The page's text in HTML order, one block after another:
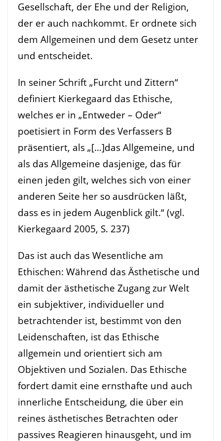
Gesellschaft, der Ehe und der Religion,
der er auch nachkommt. Er ordnete sich
dem Allgemeinen und dem Gesetz unter
und entscheidet.
In seiner Schrift „Furcht und Zittern“
definiert Kierkegaard das Ethische,
welches er in „Entweder – Oder“
poetisiert in Form des Verfassers B
präsentiert, als „[…]das Allgemeine, und
als das Allgemeine dasjenige, das für
einen jeden gilt, welches sich von einer
anderen Seite her so ausdrücken läßt,
dass es in jedem Augenblick gilt.“ (vgl.
Kierkegaard 2005, S. 237)
Das ist auch das Wesentliche am
Ethischen: Während das Ästhetische und
damit der ästhetische Zugang zur Welt
ein subjektiver, individueller und
betrachtender ist, bestimmt von den
Leidenschaften, ist das Ethische
allgemein und orientiert sich am
Objektiven und Sozialen. Das Ethische
fordert damit eine ernsthafte und auch
innerliche Entscheidung, die über ein
reines ästhetisches Betrachten oder
passives Reagieren hinausgeht, und im